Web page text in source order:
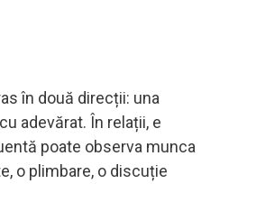
în două direcții: una
adevărat. În relații, e
poate observa munca
o plimbare, o discuție